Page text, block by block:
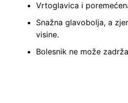
Vrtoglavica i
Snažna glavobolja, a
visine.
Bolesnik ne može